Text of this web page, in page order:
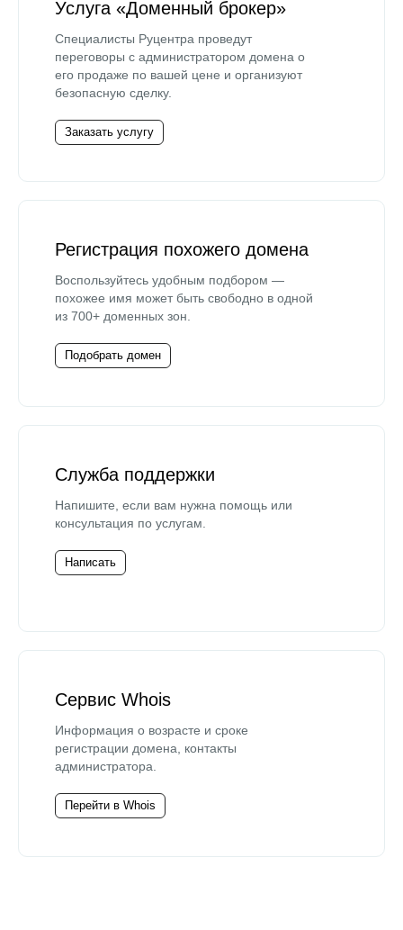
Услуга «Доменный брокер»
Специалисты Руцентра проведут
переговоры с администратором домена о
его продаже по вашей цене и организуют
безопасную сделку.
Заказать услугу
Регистрация похожего домена
Воспользуйтесь удобным подбором —
похожее имя может быть свободно в одной
из 700+ доменных зон.
Подобрать домен
Служба поддержки
Напишите, если вам нужна помощь или
консультация по услугам.
Написать
Сервис Whois
Информация о возрасте и сроке
регистрации домена, контакты
администратора.
Перейти в Whois